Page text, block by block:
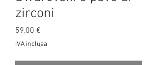
zirconi
59,00 €
IVA inclusa